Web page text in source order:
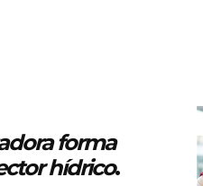
forma
hídrico.